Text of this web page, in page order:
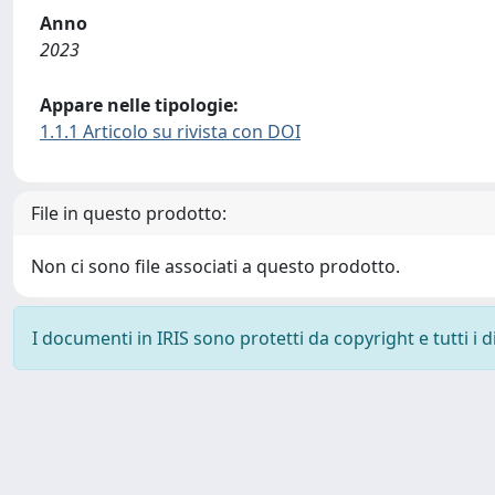
Anno
2023
Appare nelle tipologie:
1.1.1 Articolo su rivista con DOI
File in questo prodotto:
Non ci sono file associati a questo prodotto.
I documenti in IRIS sono protetti da copyright e tutti i